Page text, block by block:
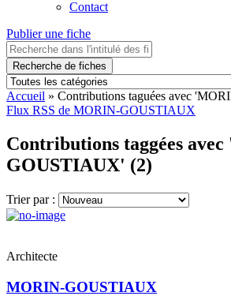
Contact
Publier une fiche
Recherche de fiches
Accueil » Contributions taguées avec
Flux RSS de MORIN-GOUSTIAUX
Contributions taggées
GOUSTIAUX' (2)
Trier par :
Architecte
MORIN-GOUSTIAUX